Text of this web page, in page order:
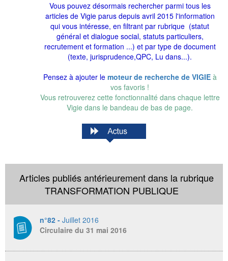
Vous pouvez désormais rechercher parmi tous les
articles de Vigie parus depuis avril 2015 l'information
qui vous intéresse, en filtrant par rubrique (statut
général et dialogue social, statuts particuliers,
recrutement et formation ...) et par type de document
(texte, jurisprudence,QPC, Lu dans...).
Pensez à ajouter le moteur de recherche de VIGIEà
vos favoris !
Vous retrouverez cette fonctionnalité dans chaque lettre
Vigie dans le bandeau de bas de page.
Articles publiés antérieurement dans la rubrique
TRANSFORMATION PUBLIQUE
n°82 - Juillet 2016
Circulaire du 31 mai 2016